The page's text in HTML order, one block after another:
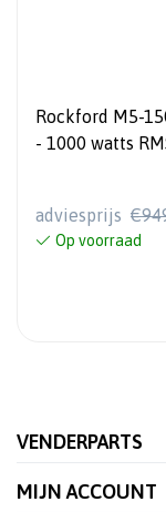
Rockford M5-
- 1000 watts
adviesprijs
Op voorraad
VENDERPARTS
MIJN ACCOUNT